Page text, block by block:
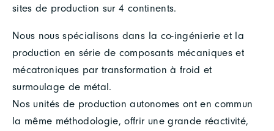
sites de production sur 4 continents.
Nous nous spécialisons dans la co-ingénierie et la
production en série de composants mécaniques et
mécatroniques par transformation à froid et
surmoulage de métal.
Nos unités de production autonomes ont en commun
la même méthodologie, offrir une grande réactivité,